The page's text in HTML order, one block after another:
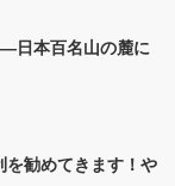
本百名山の麓に
を勧めてきます！や